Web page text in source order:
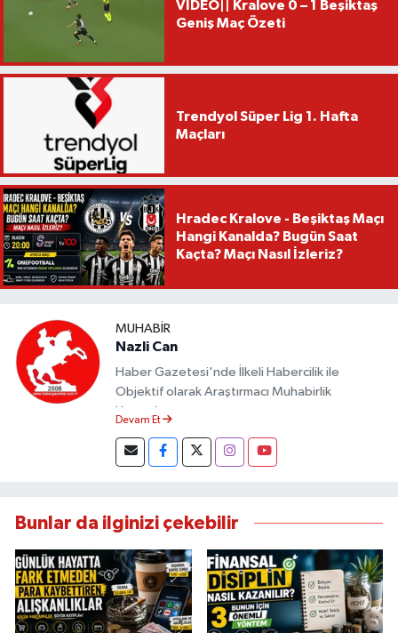
VİDEO|| Kralove 0 – 1 Beşiktaş
Geniş Maç Özeti
Trendyol Süper Lig 1. Hafta
Maçları
Hradec Kralove - Beşiktaş Maçı
Hangi Kanalda? Bugün Saat
Kaçta? Maçı Nasıl İzleriz?
MUHABIR
Nazli Can
Haber Gazetesi'nde İlkeli Habercilik ile
Objektif olarak Araştırmacı Muhabirlik
Yapmaktayım.
Devam Et
Bunlar da ilginizi çekebilir